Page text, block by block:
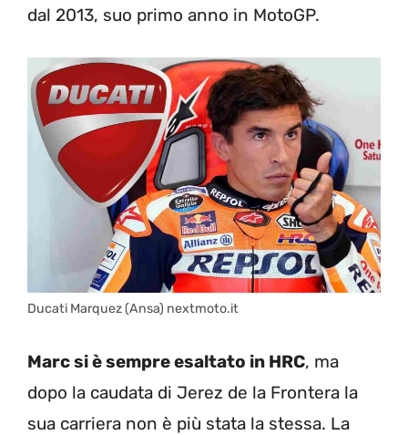
dal 2013, suo primo anno in MotoGP.
Ducati Marquez (Ansa) nextmoto.it
Marc si è sempre esaltato in HRC, ma
dopo la caudata di Jerez de la Frontera la
sua carriera non è più stata la stessa. La